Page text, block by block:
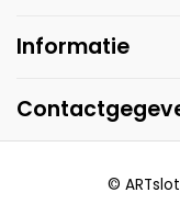
Informatie
©